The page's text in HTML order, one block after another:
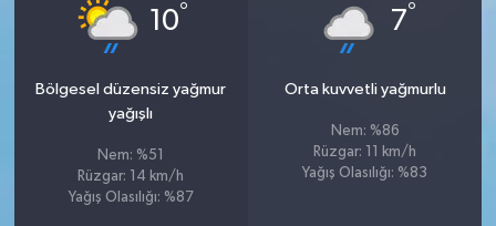
10°
Bölgesel düzensiz yağmur
yağışlı
Nem: %51
Rüzgar: 14 km/h
Yağış Olasılığı: %87
7°
Orta kuvvetli yağmurlu
Nem: %86
Rüzgar: 11 km/h
Yağış Olasılığı: %83